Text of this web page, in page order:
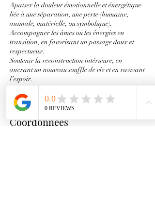
Apaiser la douleur émotionnelle et énergétique
liée à une séparation, une perte (humaine,
animale, matérielle, ou symbolique).
Accompagner les âmes ou les énergies en
transition, en favorisant un passage doux et
respectueux.
Soutenir la reconstruction intérieure, en
ancrant un nouveau souffle de vie et en ravivant
l’espoir.
Coordonnées